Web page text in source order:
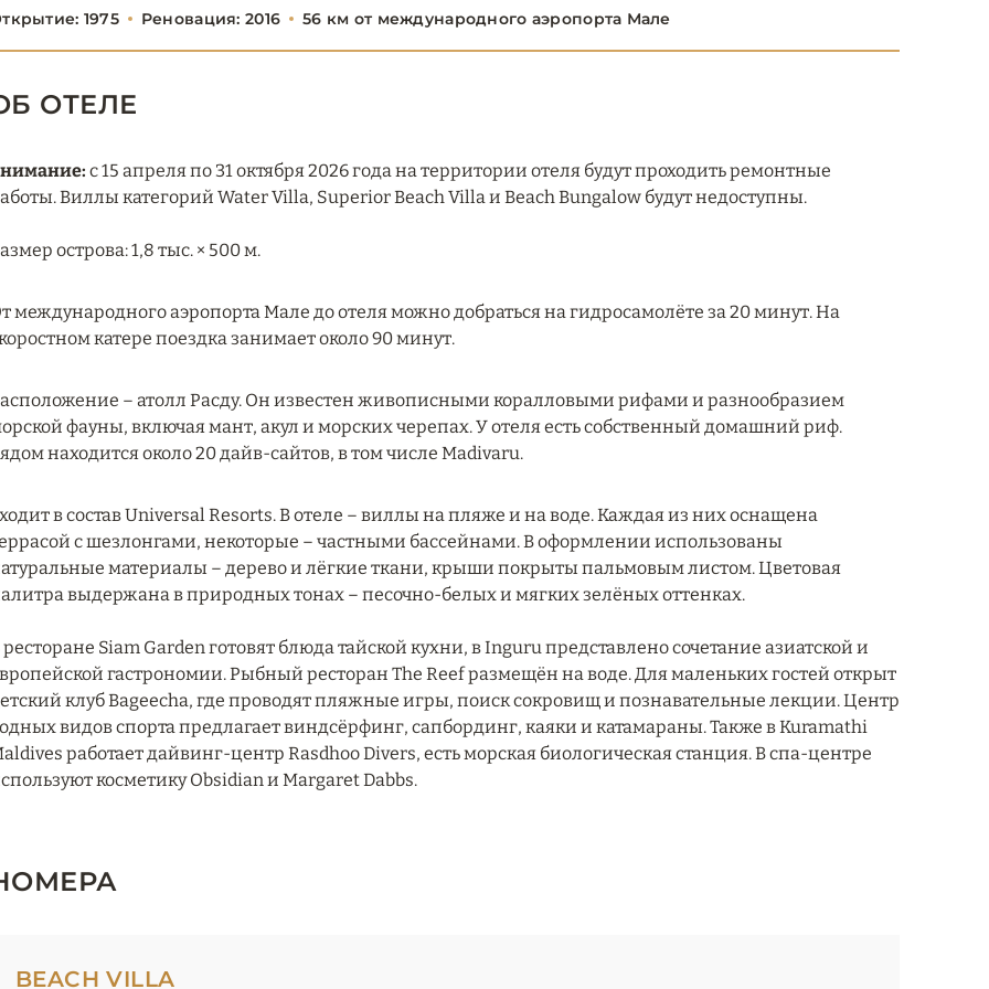
1975 Реновация: 2016 56 км от международного аэропорта Мале
ОТЕЛЕ
с 15 апреля по 31 октября 2026 года на территории отеля будут проходить ремонтные
Виллы категорий Water Villa, Superior Beach Villa и Beach Bungalow будут недоступны.
острова: 1,8 тыс. × 500 м.
международного аэропорта Мале до отеля можно добраться на гидросамолёте за 20 минут. На
катере поездка занимает около 90 минут.
– атолл Расду. Он известен живописными коралловыми рифами и разнообразием
фауны, включая мант, акул и морских черепах. У отеля есть собственный домашний риф.
находится около 20 дайв-сайтов, в том числе Madivaru.
в состав Universal Resorts. В отеле – виллы на пляже и на воде. Каждая из них оснащена
с шезлонгами, некоторые – частными бассейнами. В оформлении использованы
материалы – дерево и лёгкие ткани, крыши покрыты пальмовым листом. Цветовая
выдержана в природных тонах – песочно-белых и мягких зелёных оттенках.
ресторане Siam Garden готовят блюда тайской кухни, в Inguru представлено сочетание азиатской и
гастрономии. Рыбный ресторан The Reef размещён на воде. Для маленьких гостей открыт
клуб Bageecha, где проводят пляжные игры, поиск сокровищ и познавательные лекции. Центр
видов спорта предлагает виндсёрфинг, сапбординг, каяки и катамараны. Также в Kuramathi
работает дайвинг-центр Rasdhoo Divers, есть морская биологическая станция. В спа-центре
косметику Obsidian и Margaret Dabbs.
BEACH VILLA